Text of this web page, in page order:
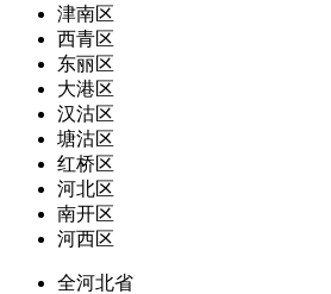
津南区
西青区
东丽区
大港区
汉沽区
塘沽区
红桥区
河北区
南开区
河西区
全河北省